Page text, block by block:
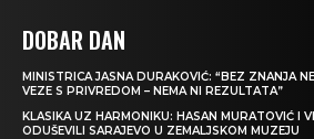
DOBAR DAN
MINISTRICA JASNA DURAKOVIĆ: “BEZ ZNANJA
VEZE S PRIVREDOM – NEMA NI REZULTATA”
KLASIKA UZ HARMONIKU: HASAN MURATOVIĆ I
ODUŠEVILI SARAJEVO U ZEMALJSKOM MUZEJU